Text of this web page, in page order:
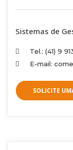
Sistemas de
Tel.: (41) 9
E-mail:
SOLICITE